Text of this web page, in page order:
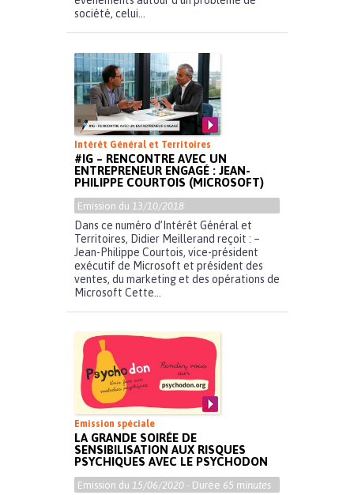
société, celui...
Intérêt Général et Territoires
#IG – RENCONTRE AVEC UN
ENTREPRENEUR ENGAGÉ : JEAN-
PHILIPPE COURTOIS (MICROSOFT)
Emission du 13/10/2018
Dans ce numéro d’Intérêt Général et
Territoires, Didier Meillerand reçoit : –
Jean-Philippe Courtois, vice-président
exécutif de Microsoft et président des
ventes, du marketing et des opérations de
Microsoft Cette...
Emission spéciale
LA GRANDE SOIRÉE DE
SENSIBILISATION AUX RISQUES
PSYCHIQUES AVEC LE PSYCHODON
Emission du 15/06/2020 - Durée 65 minutes